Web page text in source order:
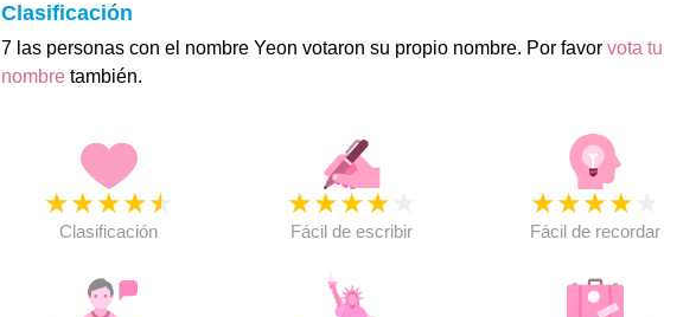
Clasificación
7 las personas con el nombre Yeon votaron su propio nombre. Por favor vota tu
nombretambién.
★★★★★
Clasificación
★★★★
Fácil de escribir
★★★★
Fácil de recordar